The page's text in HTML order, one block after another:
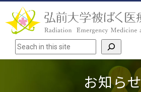
検索
お知らせ